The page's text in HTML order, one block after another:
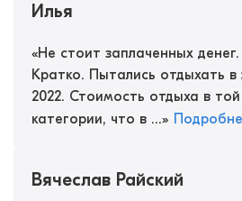
Илья
«Не стоит заплаченных
Кратко. Пытались отдыхать
2022. Стоимость отдыха в
категории, что в ...»
Вячеслав Райский